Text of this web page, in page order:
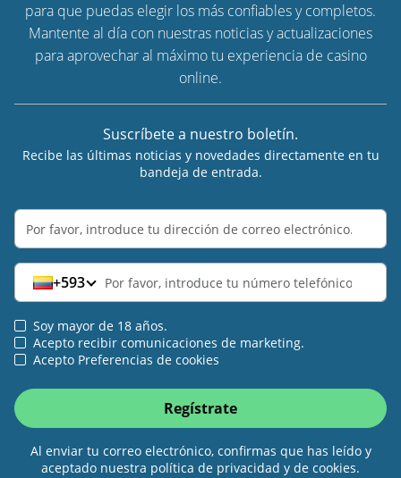
para que puedas elegir los más confiables y completos.
Mantente al día con nuestras noticias y actualizaciones
para aprovechar al máximo tu experiencia de casino
online.
Suscríbete a nuestro boletín.
Recibe las últimas noticias y novedades directamente en tu
bandeja de entrada.
+593
Soy mayor de 18 años.
Acepto recibir comunicaciones de marketing.
Acepto Preferencias de cookies
Regístrate
Al enviar tu correo electrónico, confirmas que has leído y
aceptado nuestra política de privacidad y de cookies.